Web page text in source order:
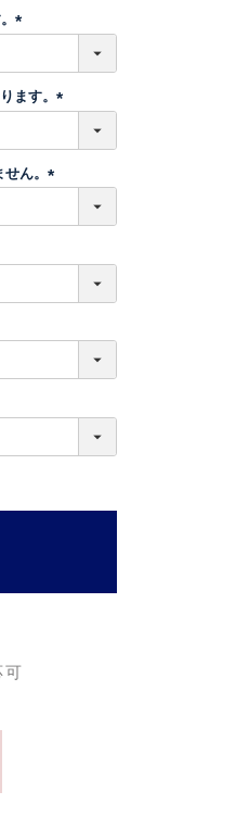
須
)
ます。
)
ん。
)
可